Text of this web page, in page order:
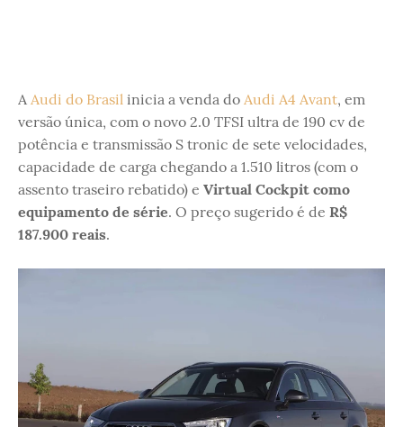
A Audi do Brasil inicia a venda do Audi A4 Avant, em
versão única, com o novo 2.0 TFSI ultra de 190 cv de
potência e transmissão S tronic de sete velocidades,
capacidade de carga chegando a 1.510 litros (com o
assento traseiro rebatido) e Virtual Cockpit como
equipamento de série. O preço sugerido é de R$
187.900 reais.